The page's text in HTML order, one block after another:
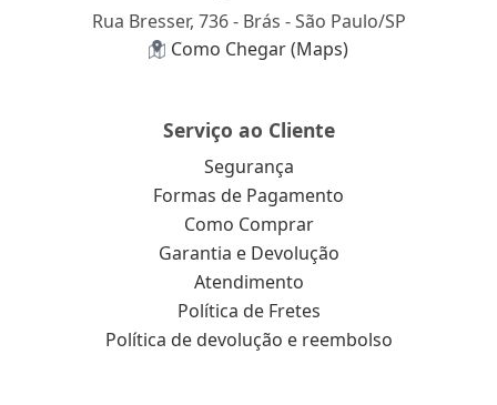
Rua Bresser, 736 - Brás - São Paulo/SP
Como Chegar (Maps)
Serviço ao Cliente
Segurança
Formas de Pagamento
Como Comprar
Garantia e Devolução
Atendimento
Política de Fretes
Política de devolução e reembolso